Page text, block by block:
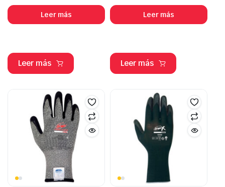
Leer más
Leer más
Leer más
Leer más